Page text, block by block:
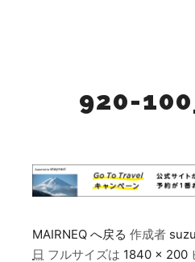
920-
MAIRNEQ へ戻る 作成者
日 フルサイズは 1840 × 200